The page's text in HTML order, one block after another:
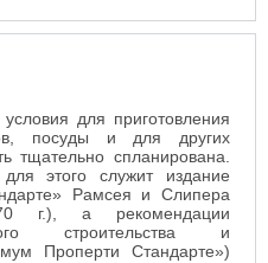
для приготовления
посуды и для других
тщательно спланирована.
этого служит издание
Рамсея и Слипера
г.), а рекомендации
строительства и
Проперти Стандарте»)